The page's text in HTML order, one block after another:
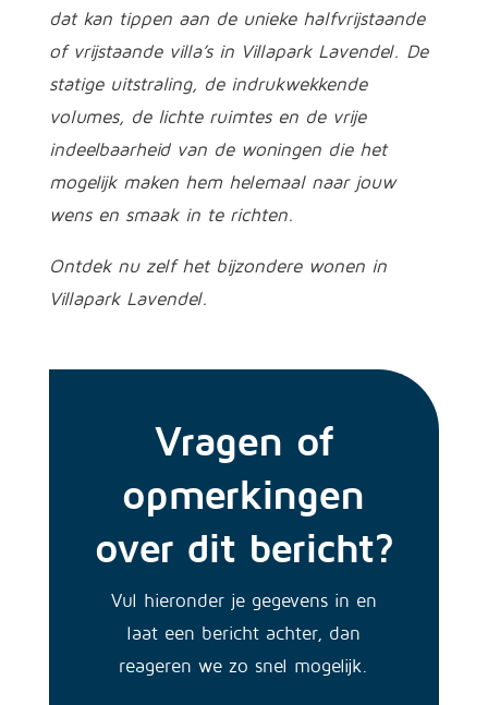
dat kan tippen aan de unieke halfvrijstaande
of vrijstaande villa’s in Villapark Lavendel. De
statige uitstraling, de indrukwekkende
volumes, de lichte ruimtes en de vrije
indeelbaarheid van de woningen die het
mogelijk maken hem helemaal naar jouw
wens en smaak in te richten.
Ontdek nu zelf het bijzondere wonen in
Villapark Lavendel.
Vragen of
opmerkingen
over dit bericht?
Vul hieronder je gegevens in en
laat een bericht achter, dan
reageren we zo snel mogelijk.